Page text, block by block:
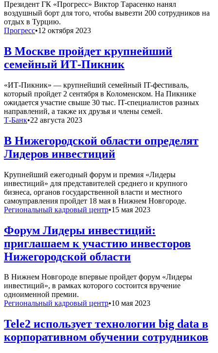
Президент ГК «Прогресс» Виктор Тарасенко нанял
воздушный борт для того, чтобы вывезти 200 сотрудников на
отдых в Турцию.
Прогресс•12 октября 2023
В Москве пройдет крупнейший
семейный ИТ-Пикник
«ИТ-Пикник» — крупнейший семейный IT-фестиваль,
который пройдет 2 сентября в Коломенском. На Пикнике
ожидается участие свыше 30 тыс. IT-специалистов разных
направлений, а также их друзья и члены семей.
Т-Банк•22 августа 2023
В Нижегородской области определят
Лидеров инвестиций
Крупнейший ежегодный форум и премия «Лидеры
инвестиций» для представителей среднего и крупного
бизнеса, органов государственной власти и местного
самоуправления пройдет 18 мая в Нижнем Новгороде.
Региональный кадровый центр•15 мая 2023
Форум Лидеры инвестиций:
приглашаем к участию инвесторов
Нижегородской области
В Нижнем Новгороде впервые пройдет форум «Лидеры
инвестиций», в рамках которого состоится вручение
одноименной премии.
Региональный кадровый центр•10 мая 2023
Tele2 использует технологии big data в
корпоративном обучении сотрудников